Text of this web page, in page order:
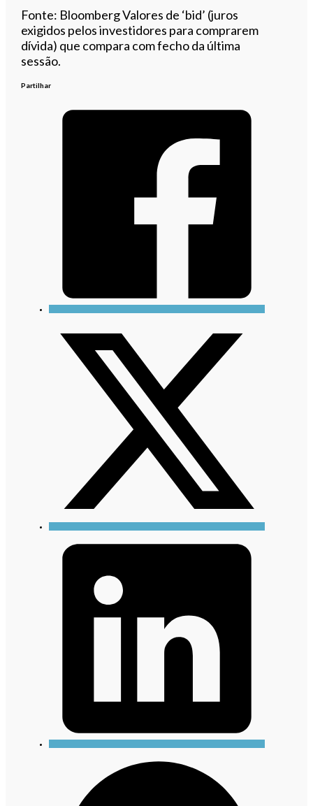
Fonte: Bloomberg Valores de ‘bid’ (juros
exigidos pelos investidores para comprarem
dívida) que compara com fecho da última
sessão.
Partilhar